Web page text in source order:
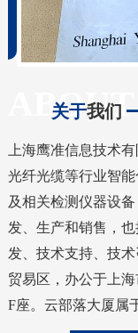
ABOUT
关于我们
上海鹰准信息技术
光纤光缆等行业智能
及相关检测仪器设
发、生产和销售，
发、技术支持、技术
贸易区，办公于上
F座。云部落大厦属